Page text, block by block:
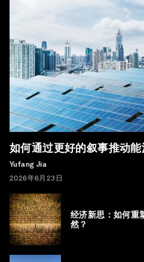
如何通过更好的叙事推动能
Yufang Jia
2026年6月23日
经济新思：如何重
然？